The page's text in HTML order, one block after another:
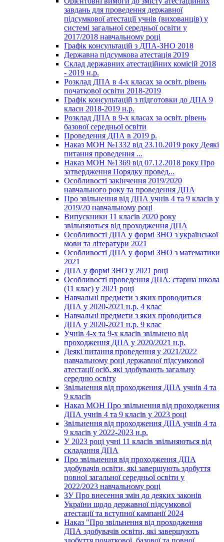
завдань для проведення державної
підсумкової атестації учнів (вихованців) у
системі загальної середньої освіти у
2017/2018 навчальному році
Графік консультацій з ДПА-ЗНО 2018
Державна підсумкова атестація 2019
Склад державних атестаційних комісій 2018
- 2019 н.р.
Розклад ДПА в 4-х класах за освіт. рівень
початкової освіти 2018-2019
Графік консультацій з підготовки до ДПА 9
класи 2018-2019 н.р.
Розклад ДПА в 9-х класах за освіт. рівень
базової середньої освіти
Проведення ДПА в 2019 р.
Наказ МОН №1332 від 23.10.2019 року Деякі
питання проведення ...
Наказ МОН №1369 від 07.12.2018 року Про
затвердження Порядку провед...
Особливості закінчення 2019/2020
навчального року та проведення ДПА
Про звільнення від ДПА учнів 4 та 9 класів у
2019/20 навчальному році
Випускники 11 класів 2020 року
звільняються від проходження ДПА
Особливості ДПА у формі ЗНО з української
мови та літератури 2021
Особливості ДПА у формі ЗНО з математики
2021
ДПА у формі ЗНО у 2021 році
Особливості проведення ДПА: старша школа
(11 клас) у 2021 році
Навчальні предмети з яких проводиться
ДПА у 2020-2021 н.р. 4 клас
Навчальні предмети з яких проводиться
ДПА у 2020-2021 н.р. 9 клас
Учнів 4-х та 9-х класів звільнено від
проходження ДПА у 2020/2021 н.р.
Деякі питання проведення у 2021/2022
навчальному році державної підсумкової
атестації осіб, які здобувають загальну
середню освіту
Звільнення від проходження ДПА учнів 4 та
9 класів
Наказ МОН Про звільнення від проходження
ДПА учнів 4 та 9 класів у 2023 році
Звільнення від проходження ДПА учнів 4 та
9 класів у 2022-2023 н.р.
У 2023 році учні 11 класів звільняються від
складання ДПА
Про звільнення від проходження ДПА
здобувачів освіти, які завершують здобуття
повної загальної середньої освіти у
2022/2023 навчальному році
ЗУ Про внесення змін до деяких законів
України щодо державної підсумкової
атестації та вступної кампанії 2024
Наказ "Про звільнення від проходження
ДПА здобувачів освіти, які завершують